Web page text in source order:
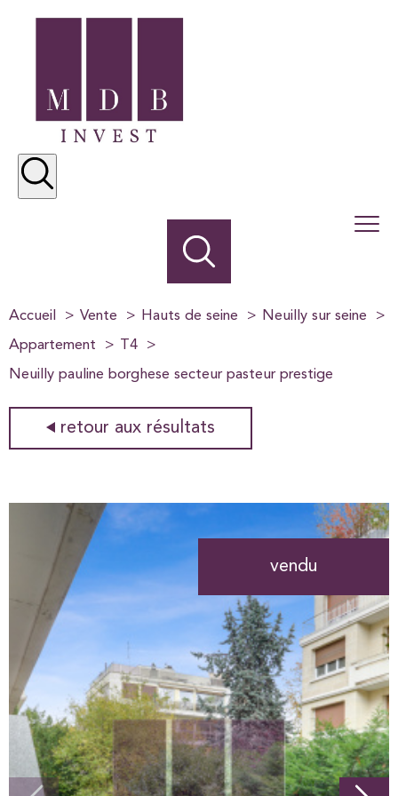
Accueil Vente Hauts de seine
Neuilly sur seine
Appartement
T4
Neuilly pauline borghese secteur pasteur prestige
retour aux résultats
vendu